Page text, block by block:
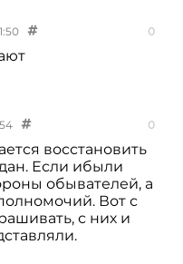
0
0
восстановить
Если ибыли
обывателей, а
Вот с
с них и